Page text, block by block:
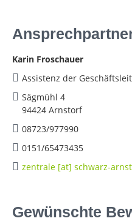
Karin Froschauer
Assistenz der
Sägmühl 4
94424 Arnstorf
08723/977990
0151/65473435
zentrale [at] schwarz-
Gewünschte